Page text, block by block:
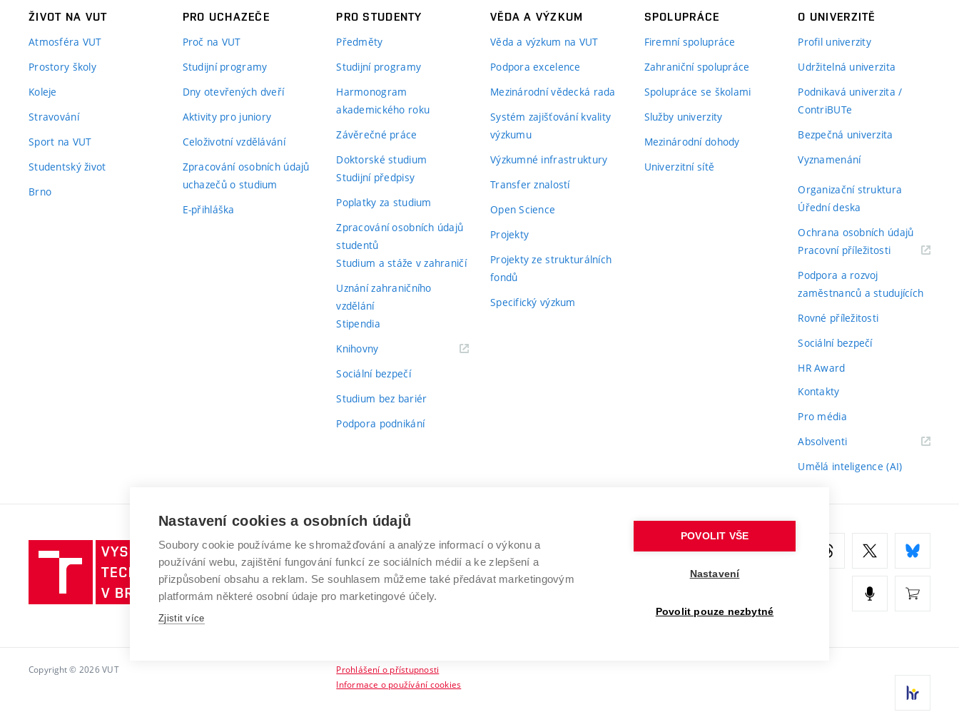
ŽIVOT NA VUT
Atmosféra VUT
Prostory školy
Koleje
Stravování
Sport na VUT
Studentský život
Brno
PRO UCHAZEČE
Proč na VUT
Studijní programy
Dny otevřených dveří
Aktivity pro juniory
Celoživotní vzdělávání
Zpracování osobních údajů
uchazečů o studium
E-přihláška
PRO STUDENTY
Předměty
Studijní programy
Harmonogram
akademického roku
Závěrečné práce
Doktorské studium
Studijní předpisy
Poplatky za studium
Zpracování osobních údajů
studentů
Studium a stáže v zahraničí
Uznání zahraničního
vzdělání
Stipendia
Knihovny(externí
Sociální bezpečí
Studium bez bariér
Podpora podnikání
VĚDA A VÝZKUM
Věda a výzkum na VUT
Podpora excelence
Mezinárodní vědecká rada
Systém zajišťování kvality
výzkumu
Výzkumné infrastruktury
Transfer znalostí
Open Science
Projekty
Projekty ze strukturálních
fondů
Specifický výzkum
SPOLUPRÁCE
Firemní spolupráce
Zahraniční spolupráce
Spolupráce se školami
Služby univerzity
Mezinárodní dohody
Univerzitní sítě
O UNIVERZITĚ
Profil univerzity
Udržitelná univerzita
Podnikavá univerzita /
ContriBUTe
Bezpečná univerzita
Vyznamenání
Organizační struktura
Úřední deska
Ochrana osobních údajů
Pracovní příležitosti(externí
Podpora a rozvoj
zaměstnanců a studujících
Rovné příležitosti
Sociální bezpečí
HR Award
Kontakty
Pro média
Absolventi(externí
Umělá inteligence (AI)
Vysoké
učení
technické
v
VYSOKÉ UČENÍ TECHNICKÉ V BRNĚ
Antonínská 548/1
602 00 Brno
www.vut.cz
Copyright © 2026 VUT
Prohlášení o přístupnosti
Informace o používání cookies
Nastavení cookies a osobních údajů
Soubory cookie používáme ke shromažďování a analýze informací o výkonu a
používání webu, zajištění fungování funkcí ze sociálních médií a ke zlepšení a
přizpůsobení obsahu a reklam. Se souhlasem můžeme také předávat marketingovým
platformám některé osobní údaje pro marketingové účely.
Zjistit více
POVOLIT VŠE
Nastavení
Povolit pouze nezbytné